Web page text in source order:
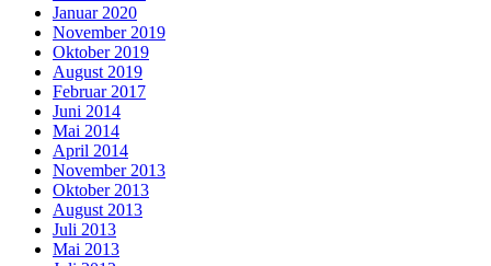
Januar 2020
November 2019
Oktober 2019
August 2019
Februar 2017
Juni 2014
Mai 2014
April 2014
November 2013
Oktober 2013
August 2013
Juli 2013
Mai 2013